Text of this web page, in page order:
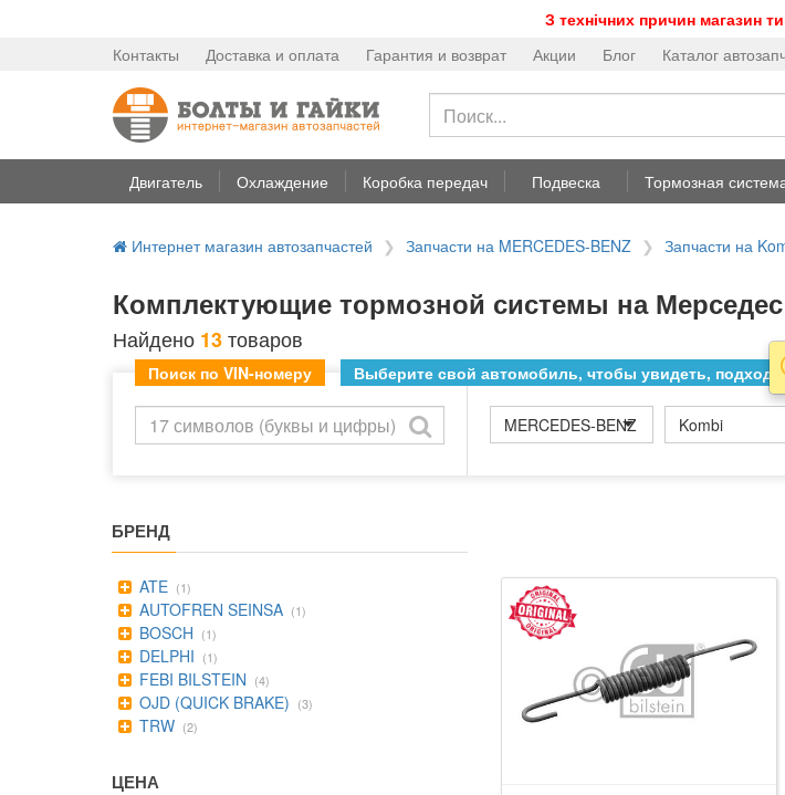
З технічних причин магазин
Контакты Доставка и оплата Гарантия и возврат Акции Блог Каталог
Двигатель Охлаждение Коробка передач Подвеска Тормозная
Интернет магазин автозапчастей Запчасти на MERCEDES-BENZ Запчасти на
Комплектующие тормозной системы на
Найдено 13товаров
Поиск по VIN-номеру Выберите свой автомобиль, чтобы увидеть,
MERCEDES-BENZ Kombi
БРЕНД
ATE (1)
AUTOFREN SEINSA (1)
BOSCH (1)
DELPHI (1)
FEBI BILSTEIN (4)
OJD (QUICK BRAKE) (3)
TRW (2)
ЦЕНА